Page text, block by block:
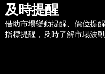
及時提醒
借助市場變動提醒、價位提
指標提醒，及時了解市場波動